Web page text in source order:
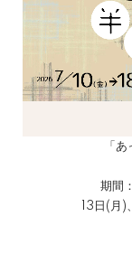
「
期間
13日(月